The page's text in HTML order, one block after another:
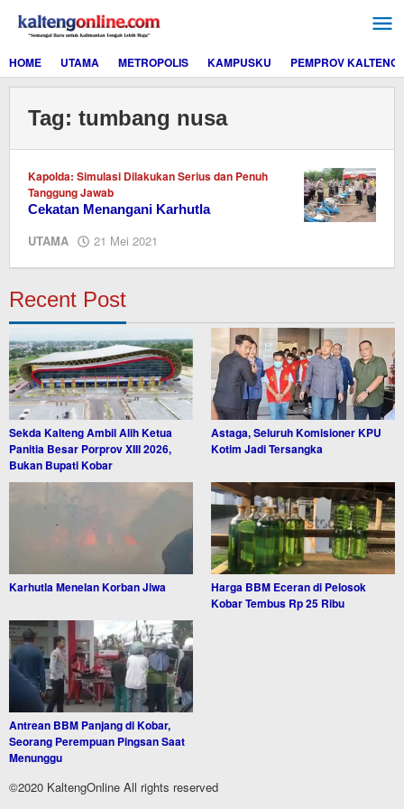
konten
HOME
UTAMA METROPOLIS KAMPUSKU PEMPROV KALTENG
Tag: tumbang nusa
Kapolda: Simulasi Dilakukan Serius dan Penuh
Tanggung Jawab
Cekatan Menangani Karhutla
UTAMA 21 Mei 2021
kaltengonline.com
Recent Post
Sekda Kalteng Ambil Alih Ketua
Panitia Besar Porprov XIII 2026,
Bukan Bupati Kobar
Astaga, Seluruh Komisioner KPU
Kotim Jadi Tersangka
Karhutla Menelan Korban Jiwa
Harga BBM Eceran di Pelosok
Kobar Tembus Rp 25 Ribu
Antrean BBM Panjang di Kobar,
Seorang Perempuan Pingsan Saat
Menunggu
©2020 KaltengOnline All rights reserved